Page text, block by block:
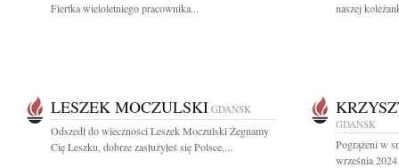
Fiertka wieloletniego pracownika...
naszej
LESZEK MOCZULSKI GDAŃSK
Odszedł do wieczności Leszek Moczulski Żegnamy
Cię Leszku, dobrze zasłużyłeś się Polsce,...
GDAŃSK
Pogrążeni w
września